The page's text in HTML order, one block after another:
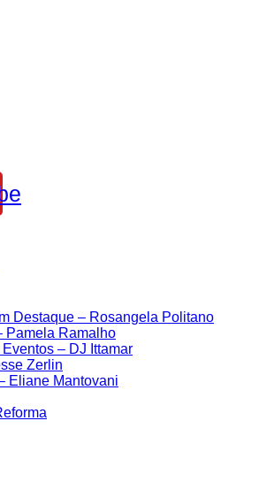
Destaque – Rosangela Politano
Pamela Ramalho
– DJ Ittamar
Zerlin
Eliane Mantovani